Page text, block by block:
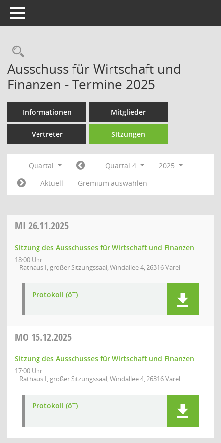
Toggle navigation
Rechercheauswahl
Ausschuss für Wirtschaft und
Finanzen - Termine 2025
Informationen Mitglieder
Vertreter Sitzungen
Quartal Quartal 4
2025
Aktuell
Gremium auswählen
MI 26.11.2025
Sitzung des Ausschusses für Wirtschaft und Finanzen
18:00 Uhr
Rathaus I, großer Sitzungssaal, Windallee 4, 26316 Varel
Protokoll (öT)
MO 15.12.2025
Sitzung des Ausschusses für Wirtschaft und Finanzen
17:00 Uhr
Rathaus I, großer Sitzungssaal, Windallee 4, 26316 Varel
Protokoll (öT)